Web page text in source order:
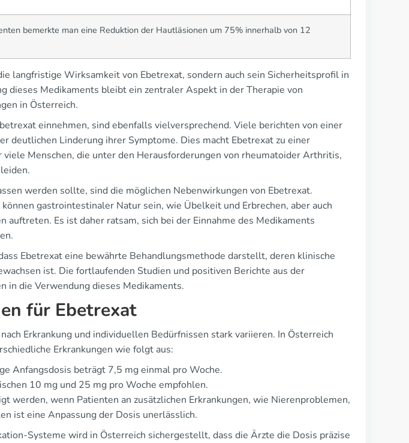
bemerkte man eine Reduktion der Hautläsionen um 75% innerhalb von 12
langfristige Wirksamkeit von Ebetrexat, sondern auch sein Sicherheitsprofil in
dieses Medikaments bleibt ein zentraler Aspekt in der Therapie von
in Österreich.
einnehmen, sind ebenfalls vielversprechend. Viele berichten von einer
deutlichen Linderung ihrer Symptome. Dies macht Ebetrexat zu einer
Menschen, die unter den Herausforderungen von rheumatoider Arthritis,
werden sollte, sind die möglichen Nebenwirkungen von Ebetrexat.
gastrointestinaler Natur sein, wie Übelkeit und Erbrechen, aber auch
auftreten. Es ist daher ratsam, sich bei der Einnahme des Medikaments
Ebetrexat eine bewährte Behandlungsmethode darstellt, deren klinische
ist. Die fortlaufenden Studien und positiven Berichte aus der
in die Verwendung dieses Medikaments.
für Ebetrexat
Erkrankung und individuellen Bedürfnissen stark variieren. In Österreich
Erkrankungen wie folgt aus:
Anfangsdosis beträgt 7,5 mg einmal pro Woche.
10 mg und 25 mg pro Woche empfohlen.
werden, wenn Patienten an zusätzlichen Erkrankungen, wie Nierenproblemen,
ist eine Anpassung der Dosis unerlässlich.
Systeme wird in Österreich sichergestellt, dass die Ärzte die Dosis präzise